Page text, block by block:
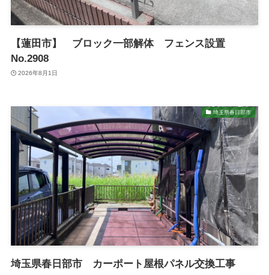
【蓮田市】 ブロック一部解体 フェンス設置
No.2908
2026年8月1日
埼玉県春日部市
埼玉県春日部市 カーポート屋根パネル交換工事